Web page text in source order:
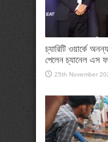
চ্যারিটি ওয়ার্কে
পেলেন চ্যানেল এস
25th November